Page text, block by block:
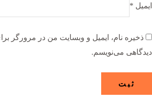
ایمیل *
ذخیره نام، ایمیل و وبسایت من در مرورگر
دیدگاهی می‌نویسم.